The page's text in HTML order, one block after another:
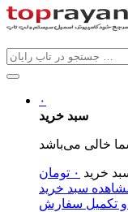
۰
سبد خرید
خرید ۰ تومان
سبد خرید
و تکمیل سفارش